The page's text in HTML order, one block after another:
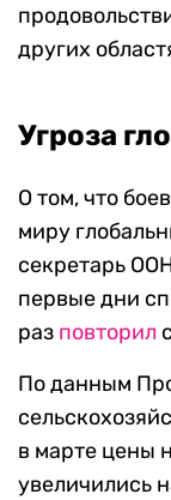
других
Угроза
О том, что
миру
секретарь
первые дни
раз повторил
По данным
в марте цены
увеличились